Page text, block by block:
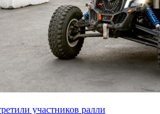
участников ралли